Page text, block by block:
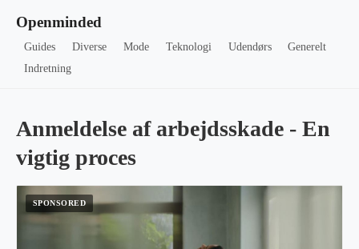
Openminded
Guides Diverse Mode Teknologi Udendørs
Generelt
Indretning
Anmeldelse af arbejdsskade - En
vigtig proces